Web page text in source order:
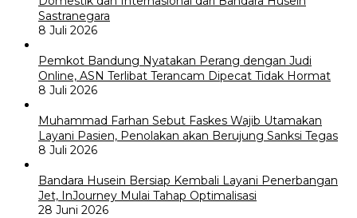
Sastranegara
8 Juli 2026
Pemkot Bandung Nyatakan Perang dengan Judi
Online, ASN Terlibat Terancam Dipecat Tidak Hormat
8 Juli 2026
Muhammad Farhan Sebut Faskes Wajib Utamakan
Layani Pasien, Penolakan akan Berujung Sanksi Tegas
8 Juli 2026
Bandara Husein Bersiap Kembali Layani Penerbangan
Jet, InJourney Mulai Tahap Optimalisasi
28 Juni 2026